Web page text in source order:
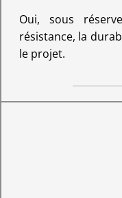
Oui, sous
résistance, la
le projet.